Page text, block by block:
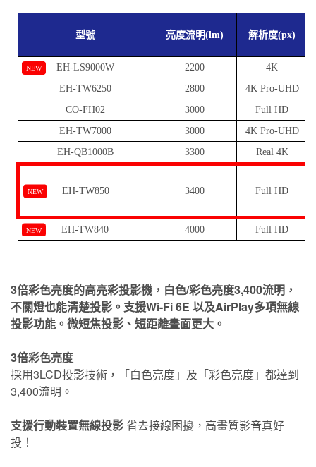
型號 亮度流明(lm) 解析度(px)
NEW EH-LS9000W 2200
4K
EH-TW6250
2800
4K Pro-UHD
CO-FH02
3000
Full HD
EH-TW7000
3000
4K Pro-UHD
EH-QB1000B
3300 Real 4K
NEW EH-TW850 3400 Full HD
NEW EH-TW840 4000 Full HD
3倍彩色亮度的高亮彩投影機，白色/彩色亮度3,400流明，
不關燈也能清楚投影。支援Wi-Fi 6E 以及AirPlay多項無線
投影功能。微短焦投影、短距離畫面更大。
3倍彩色亮度
採用3LCD投影技術，「白色亮度」及「彩色亮度」都達到
3,400流明。
支援行動裝置無線投影省去接線困擾，高畫質影音真好
投！